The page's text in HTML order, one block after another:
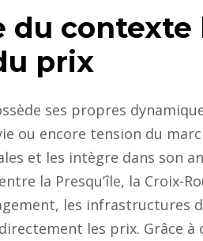
du contexte
prix
ses propres
ou encore tension du
et les intègre dans son
la Presqu’île, la Croix-
les infrastructures
les prix. Grâce à